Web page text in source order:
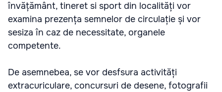
învățământ, tineret si sport din localități vor
examina prezența semnelor de circulație și vor
sesiza în caz de necessitate, organele
competente.
De asemnebea, se vor desfsura activități
extracuriculare, concursuri de desene, fotografii